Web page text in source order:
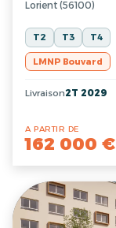
Lorient (56100)
T2 T3 T4
LMNP Bouvard
Livraison2T 2029
A PARTIR DE
162 000 €